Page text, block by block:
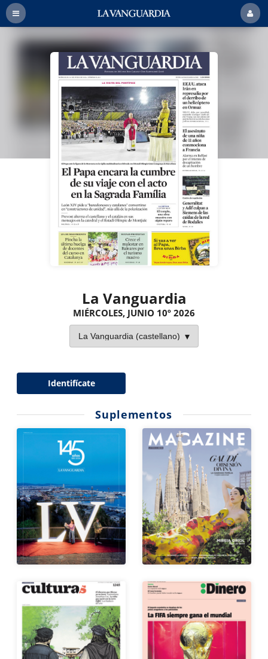
La Vanguardia
MIÉRCOLES, JUNIO 10º 2026
Identifícate
Suplementos